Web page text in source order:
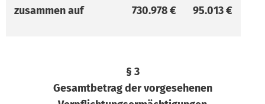
zusammen auf 730.978 € 95.013 €
§ 3
Gesamtbetrag der vorgesehenen